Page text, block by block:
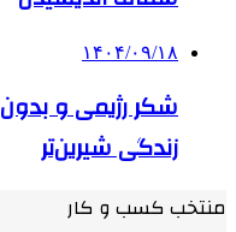
۱۴۰۴/۰۹/۱۸
شکر رژیمی و
زندگی شیرین‌تر
منتخب کسب و کار